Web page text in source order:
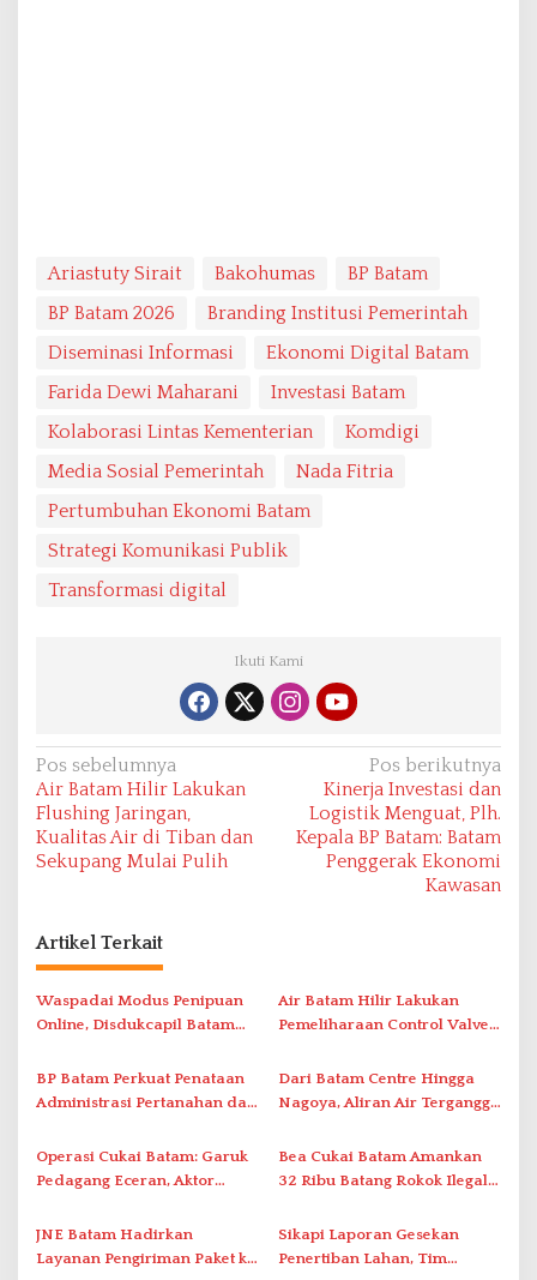
Ariastuty Sirait Bakohumas
BP Batam
BP Batam 2026
Branding Institusi Pemerintah
Diseminasi Informasi
Ekonomi Digital Batam
Farida Dewi Maharani
Investasi Batam
Kolaborasi Lintas Kementerian
Komdigi
Media Sosial Pemerintah
Nada Fitria
Pertumbuhan Ekonomi Batam
Strategi Komunikasi Publik
Transformasi digital
Ikuti Kami
N
a
v
i
a
s
i
p
o
s
Pos sebelumnya
Air Batam Hilir Lakukan
Flushing Jaringan,
Kualitas Air di Tiban dan
Sekupang Mulai Pulih
Pos berikutnya
Kinerja Investasi dan
Logistik Menguat, Plh.
Kepala BP Batam: Batam
Penggerak Ekonomi
Kawasan
Artikel Terkait
Waspadai Modus Penipuan
Online, Disdukcapil Batam
Tatap Muka
Air Batam Hilir Lakukan
Pemeliharaan Control Valve,
BP Batam Perkuat Penataan
Administrasi Pertanahan dan
Dari Batam Centre Hingga
Nagoya, Aliran Air Terganggu
Duriangkang
Operasi Cukai Batam: Garuk
Pedagang Eceran, Aktor
Tersentuh?
Bea Cukai Batam Amankan
32 Ribu Batang Rokok Ilegal
JNE Batam Hadirkan
Layanan Pengiriman Paket ke
Sikapi Laporan Gesekan
Penertiban Lahan, Tim